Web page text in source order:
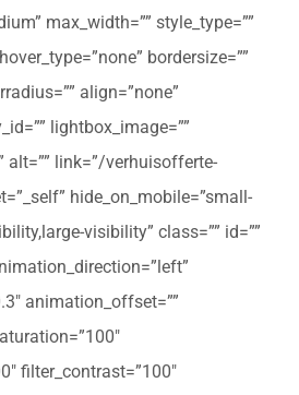
max_width=”” style_type=””
bordersize=””
align=”none”
lightbox_image=””
alt=”” link=”/verhuisofferte-
hide_on_mobile=”small-
visibility” class=”” id=””
animation_offset=””
filter_contrast=”100″